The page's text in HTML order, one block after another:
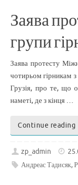
Заява
групи
Заява протесту
чотирьом гірникам
Грузія, про те, що о
наметі, де з кінця …
Continue reading
zp_admin
Андреас Тадисяк,